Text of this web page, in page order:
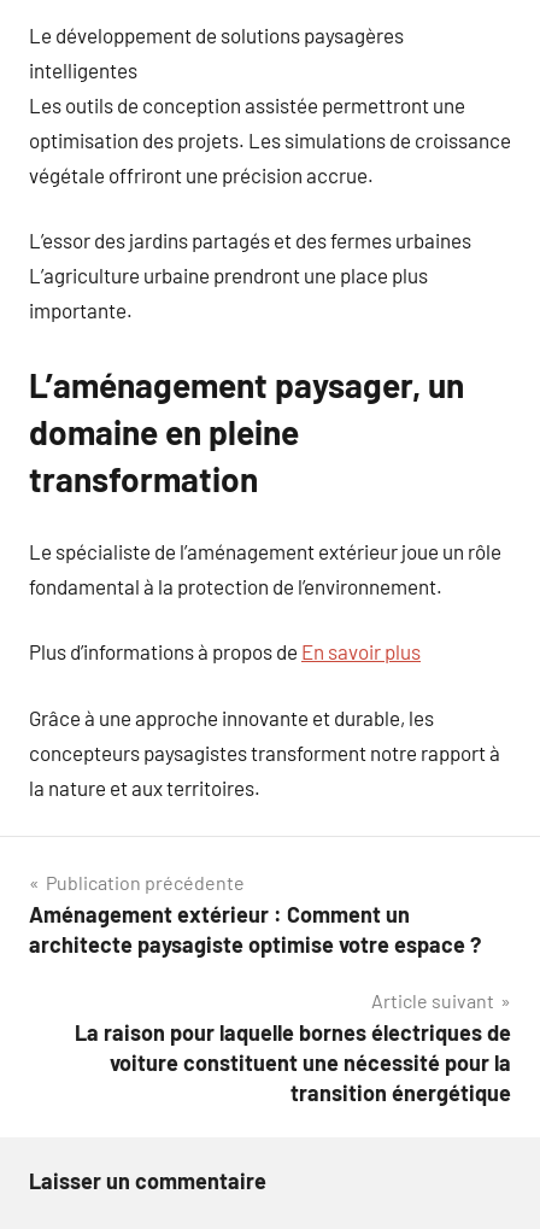
Le développement de solutions paysagères
intelligentes
Les outils de conception assistée permettront une
optimisation des projets. Les simulations de croissance
végétale offriront une précision accrue.
L’essor des jardins partagés et des fermes urbaines
L’agriculture urbaine prendront une place plus
importante.
L’aménagement paysager, un
domaine en pleine
transformation
Le spécialiste de l’aménagement extérieur joue un rôle
fondamental à la protection de l’environnement.
Plus d’informations à propos de En savoir plus
Grâce à une approche innovante et durable, les
concepteurs paysagistes transforment notre rapport à
la nature et aux territoires.
Navigation
de
Publication précédente
Aménagement extérieur : Comment un
architecte paysagiste optimise votre espace ?
Article suivant
La raison pour laquelle bornes électriques de
voiture constituent une nécessité pour la
transition énergétique
Laisser un commentaire